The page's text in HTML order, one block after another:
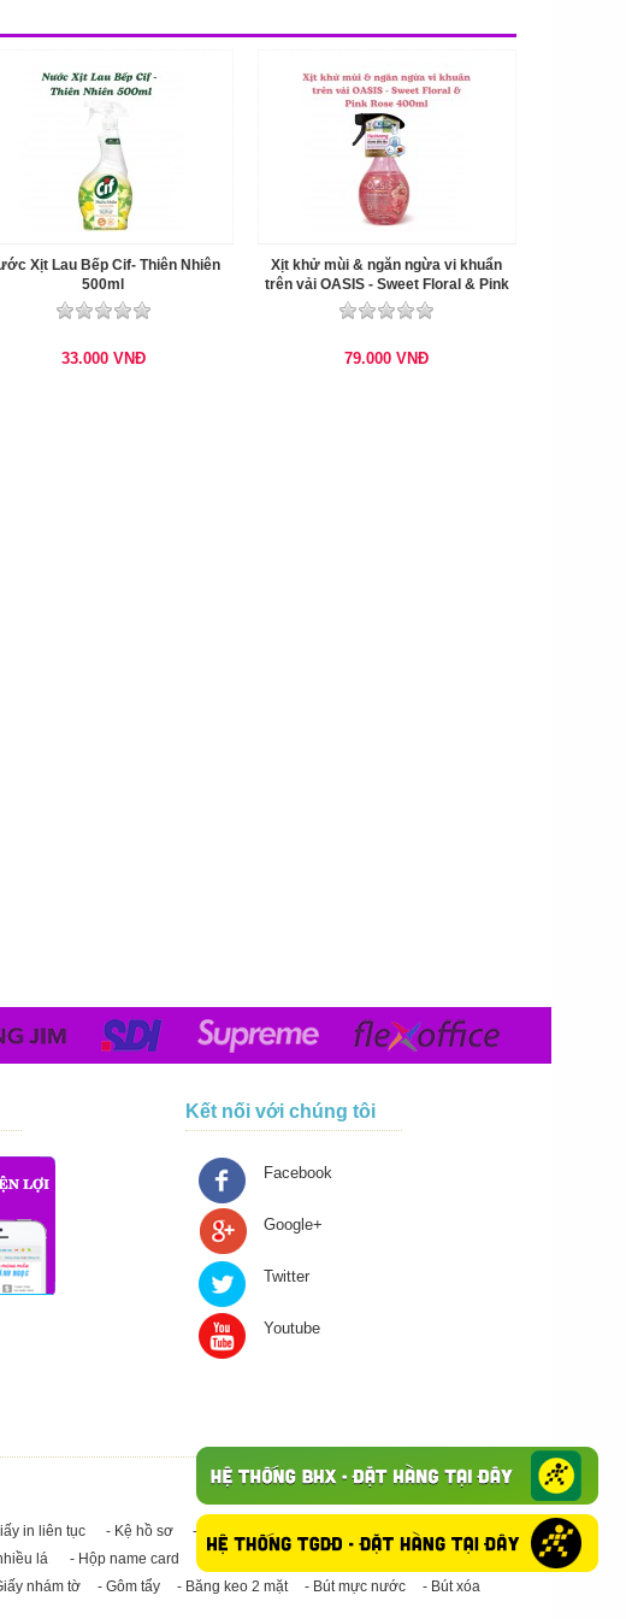
Xịt Lau Bếp Cif- Thiên Nhiên
500ml
33.000 VNĐ
Xịt khử mùi & ngăn ngừa vi khuẩn
trên vải OASIS - Sweet Floral & Pink
Rose 400ml
79.000VNĐ
Kết nối với chúng tôi
Facebook
Google+
Twitter
Youtube
in liên tục - Kệ hồ sơ - Giấy in A4
- Băng keo trong - Băng keo đục
lá - Hộp name card - Giấy in A3 - Giấy vệ sinh
- Keo Silicone
nhám tờ - Gôm tẩy - Băng keo 2 mặt - Bút mực nước - Bút xóa